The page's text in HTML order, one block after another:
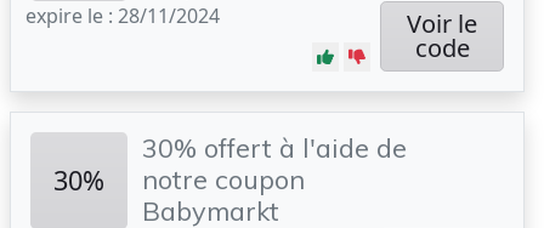
expire le : 28/11/2024 Voir le
code
30%
30% offert à l'aide de
notre coupon
Babymarkt